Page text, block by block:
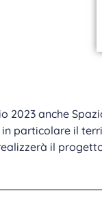
2023 anche
in particolare il
il